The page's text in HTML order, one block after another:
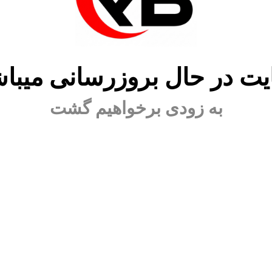
در حال بروزرسانی
به زودی برخواهیم گشت